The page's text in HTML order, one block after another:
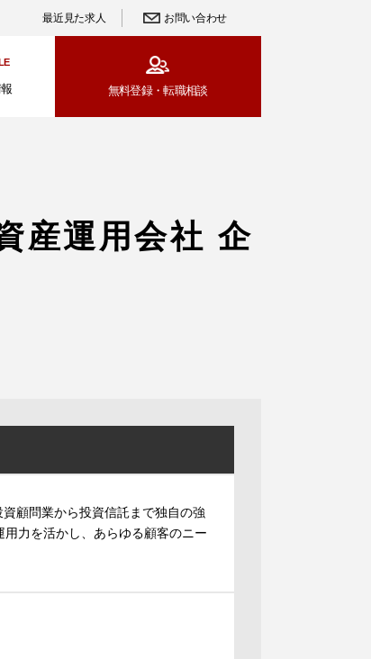
最近見た求人 お問い合わせ
無料登録・転職相談
産運用会社 企
顧問業から投資信託まで独自の強
力を活かし、あらゆる顧客のニー